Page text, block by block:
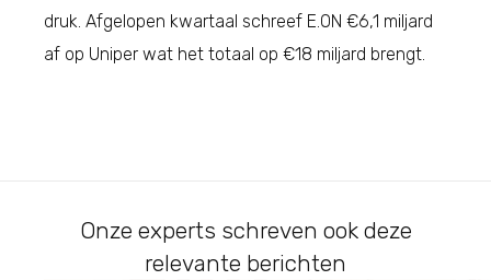
druk. Afgelopen kwartaal schreef E.ON €6,1 miljard
af op Uniper wat het totaal op €18 miljard brengt.
Onze experts schreven ook deze
relevante berichten